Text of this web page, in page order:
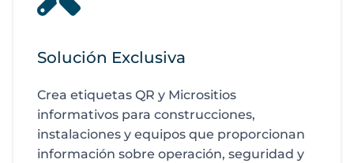
Solución Exclusiva
Crea etiquetas QR y Micrositios
informativos para construcciones,
instalaciones y equipos que proporcionan
información sobre operación, seguridad y